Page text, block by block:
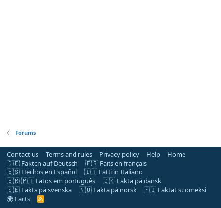
Forums
Contact us Terms and rules Privacy policy Help
Home
🇩🇪 Fakten auf Deutsch
🇫🇷 Faits en français
🇪🇸 Hechos en Español
🇮🇹 Fatti in Italiano
🇧🇷 🇵🇹 Fatos em português
🇩🇰 Fakta på dansk
🇸🇪 Fakta på svenska
🇳🇴 Fakta på norsk
🇫🇮 Faktat suomeksi
🌍 Facts
R